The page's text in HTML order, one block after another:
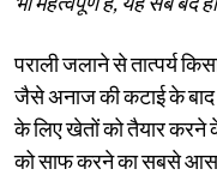
पराली जलाने से तात्पर्य
जैसे अनाज की कटाई के
के लिए खेतों को तैयार करने
को साफ करने का सबसे